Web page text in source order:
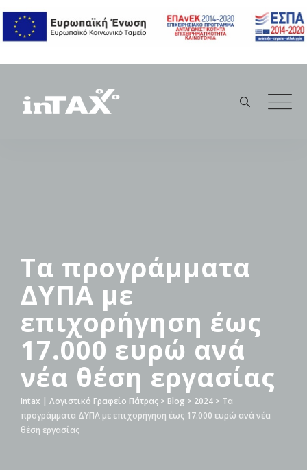
content
Τα προγράμματα
ΔΥΠΑ με
επιχορήγηση έως
17.000 ευρώ ανά
νέα θέση εργασίας
Intax | Λογιστικό Γραφείο Πάτρας > Blog > 2024 > Τα
προγράμματα ΔΥΠΑ με επιχορήγηση έως 17.000 ευρώ ανά νέα
θέση εργασίας